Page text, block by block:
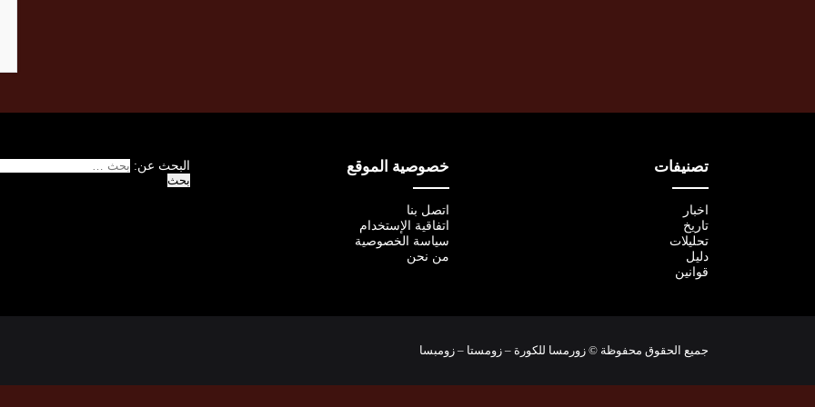
تصنيفات
اخبار
تاريخ
تحليلات
دليل
قوانين
خصوصية الموقع
اتصل بنا
اتفاقية الإستخدام
سياسة الخصوصية
من نحن
البحث عن:
جميع الحقوق محفوظة © زورمسا للكورة – زومستا – زومبسا